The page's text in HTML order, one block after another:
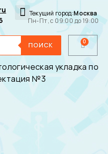
Текущий город:Москва
Пн-Пт, с 09:00 до 19:00
ПОИСК
укладка по
№3